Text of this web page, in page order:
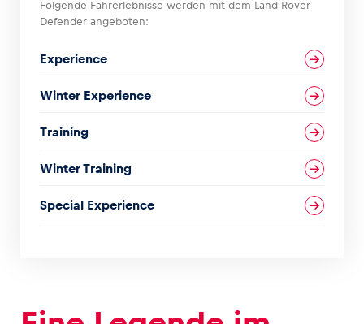
Glossar
Folgende Fahrerlebnisse werden mit dem Land Rover
Defender angeboten:
Experience
Winter Experience
Training
Winter Training
Special Experience